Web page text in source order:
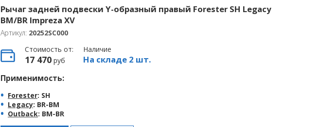
Рычаг задней подвески Y-образный правый Forester SH Legacy
BM/BR Impreza XV
Артикул: 20252SC000
Стоимость от:
17 470руб
Наличие
На складе 2 шт.
Применимость:
Forester: SH
Legacy: BR-BM
Outback: BM-BR